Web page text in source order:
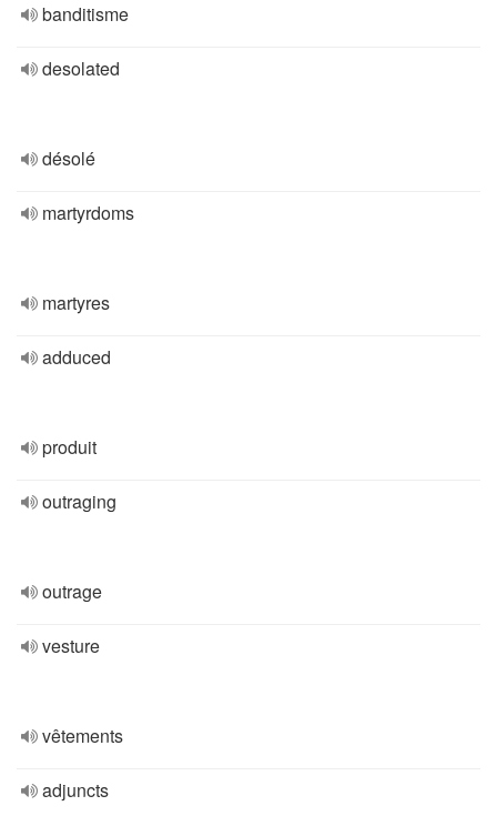
banditisme
desolated
désolé
martyrdoms
martyres
adduced
produit
outraging
outrage
vesture
vêtements
adjuncts